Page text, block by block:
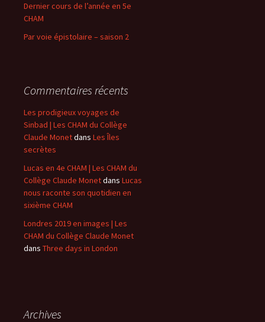
Dernier cours de l’année en 5e
CHAM
Par voie épistolaire – saison 2
Commentaires récents
Les prodigieux voyages de
Sinbad | Les CHAM du Collège
Claude Monetdans Les Îles
secrètes
Lucas en 4e CHAM | Les CHAM du
Collège Claude Monetdans Lucas
nous raconte son quotidien en
sixième CHAM
Londres 2019 en images | Les
CHAM du Collège Claude Monet
dans Three days in London
Archives